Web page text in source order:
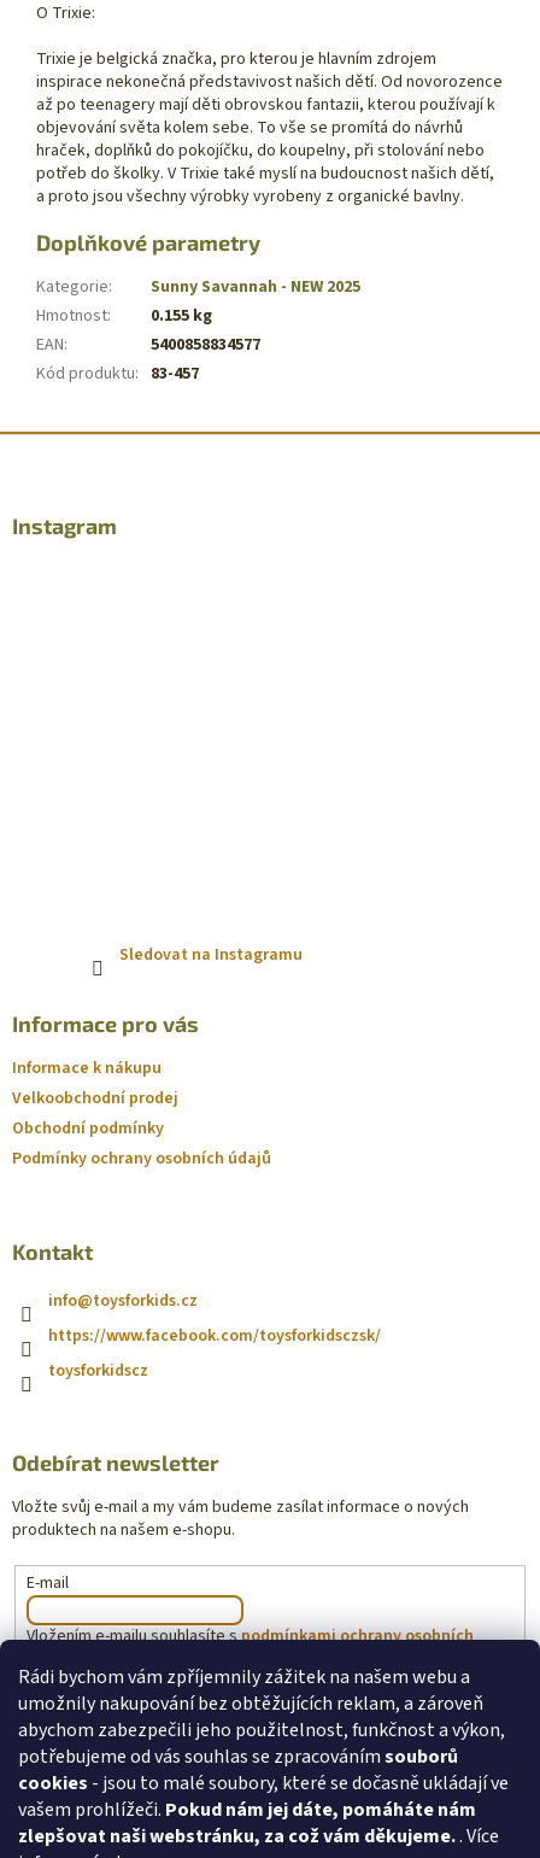
Rádi bychom vám zpříjemnily zážitek na našem webu a
umožnily nakupování bez obtěžujících reklam, a zároveň
abychom zabezpečili jeho použitelnost, funkčnost a výkon,
potřebujeme od vás souhlas se zpracovánímsouborů
cookies - jsou to malé soubory, které se dočasně ukládají ve
vašem prohlížeči. Pokud nám jej dáte, pomáháte nám
zlepšovat naši webstránku, za což vám děkujeme.. Více
O Trixie:
Trixie je belgická značka, pro kterou je hlavním zdrojem
inspirace nekonečná představivost našich dětí. Od novorozence
až po teenagery mají děti obrovskou fantazii, kterou používají k
objevování světa kolem sebe. To vše se promítá do návrhů
hraček, doplňků do pokojíčku, do koupelny, při stolování nebo
potřeb do školky. V Trixie také myslí na budoucnost našich dětí,
a proto jsou všechny výrobky vyrobeny z organické bavlny.
Doplňkové parametry
Kategorie:
Sunny Savannah - NEW 2025
Hmotnost:
0.155 kg
EAN:
5400858834577
Kód produktu: 83-457
Instagram
Sledovat na Instagramu
Informace pro vás
Informace k nákupu
Velkoobchodní prodej
Obchodní podmínky
Podmínky ochrany osobních údajů
Kontakt
info@toysforkids.cz
https://www.facebook.com/toysforkidsczsk/
toysforkidscz
Odebírat newsletter
Vložte svůj e-mail a my vám budeme zasílat informace o nových
produktech na našem e-shopu.
E-mail
Vložením e-mailu souhlasíte spodmínkami ochrany osobních
PŘIHLÁSIT SE
toysforkids.cz Ochrana osobních údajů